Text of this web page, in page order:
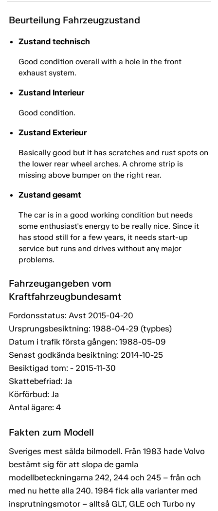
Beurteilung Fahrzeugzustand
Zustand technisch
Good condition overall with a hole in the front
exhaust system.
Zustand Interieur
Good condition.
Zustand Exterieur
Basically good but it has scratches and rust spots on
the lower rear wheel arches. A chrome strip is
missing above bumper on the right rear.
Zustand gesamt
The car is in a good working condition but needs
some enthusiast's energy to be really nice. Since it
has stood still for a few years, it needs start-up
service but runs and drives without any major
problems.
Fahrzeugangeben vom
Kraftfahrzeugbundesamt
Fordonsstatus: Avst 2015-04-20
Ursprungsbesiktning: 1988-04-29 (typbes)
Datum i trafik första gången: 1988-05-09
Senast godkända besiktning: 2014-10-25
Besiktigad tom: - 2015-11-30
Skattebefriad: Ja
Körförbud: Ja
Antal ägare: 4
Fakten zum Modell
Sveriges mest sålda bilmodell. Från 1983 hade Volvo
bestämt sig för att slopa de gamla
modellbeteckningarna 242, 244 och 245 – från och
med nu hette alla 240. 1984 fick alla varianter med
insprutningsmotor – alltså GLT, GLE och Turbo ny